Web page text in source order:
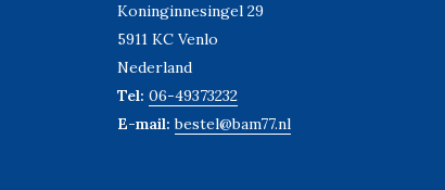
Koninginnesingel 29
5911 KC Venlo
Nederland
Tel: 06-49373232
E-mail:bestel@bam77.nl